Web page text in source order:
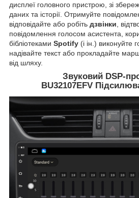
дисплеї головного пристрою, зі
даних та історії. Отримуйте
відповідайте або робіть дзвінки,
повідомлення голосом асистента,
бібліотеками Spotify (і ін.) виконуйте
надівайте текст або прокладайте
від шляху.
Звуковий DSP-
BU32107EFV